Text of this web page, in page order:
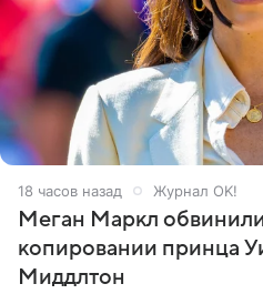
18 часов назад Журнал OK!
Меган Маркл
копировании принца
Миддлтон